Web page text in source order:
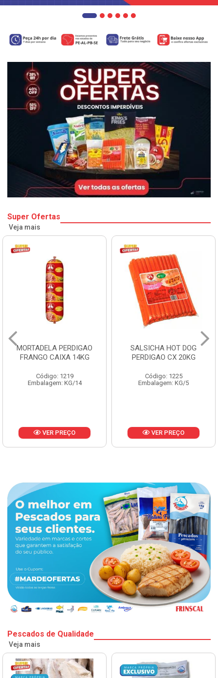
Super Ofertas
Veja mais
MORTADELA PERDIGAO
FRANGO CAIXA 14KG
Código: 1219
Embalagem: KG/14
VER PREÇO
SALSICHA HOT DOG
PERDIGAO CX 20KG
Código: 1225
Embalagem: KG/5
VER PREÇO
Pescados de Qualidade
Veja mais